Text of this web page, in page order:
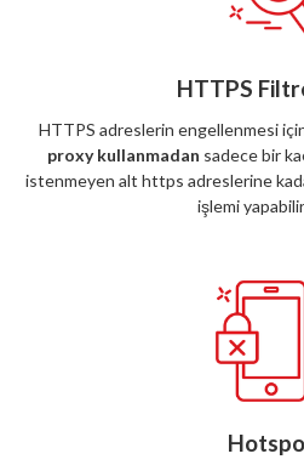
HTTPS
HTTPS adreslerin engellenmesi
proxy kullanmadan sadece bir
istenmeyen alt https adreslerine
işlemi